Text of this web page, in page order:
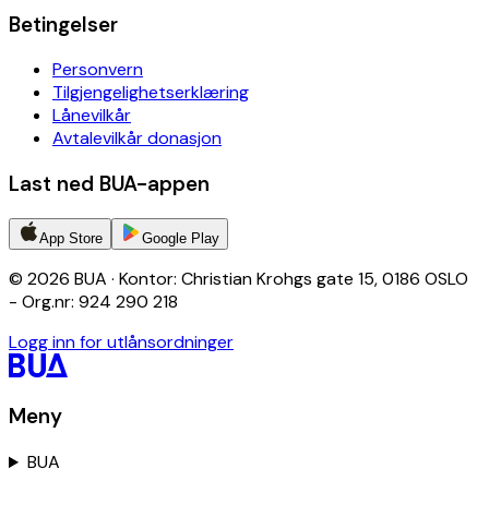
Betingelser
Personvern
Tilgjengelighetserklæring
Lånevilkår
Avtalevilkår donasjon
Last ned BUA-appen
App Store Google Play
© 2026 BUA · Kontor: Christian Krohgs gate 15, 0186 OSLO
- Org.nr: 924 290 218
Logg inn for utlånsordninger
Meny
BUA